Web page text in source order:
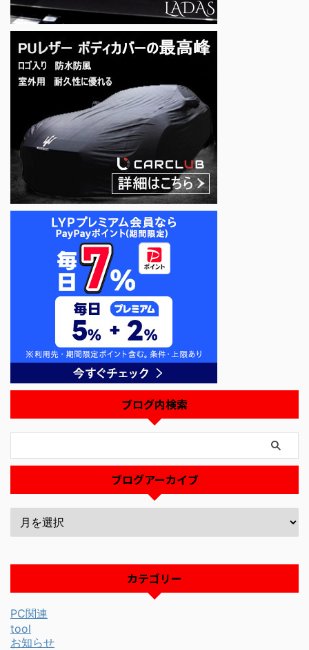
ブログ内検索
ブログアーカイブ
カテゴリー
PC関連
tool
お知らせ